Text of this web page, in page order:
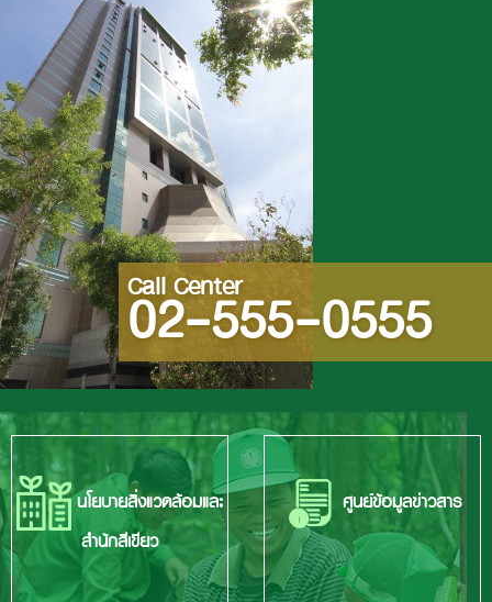
Call Center
02-555-0555
นโยบายสิ่งแวดล้อมและ
สำนักสีเขียว
ศูนย์ข้อมูลข่าวสาร